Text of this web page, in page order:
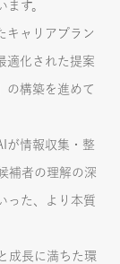
す。
キャリアプラン
適化された提案
の構築を進めて
が情報収集・整
補者の理解の深
った、より本質
成長に満ちた環